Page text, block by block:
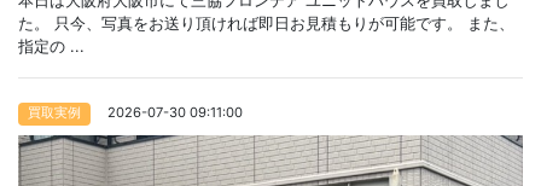
た。 只今、写真をお送り頂ければ即日お見積もりが可能です。 また、
指定の ...
買取実例 2026-07-30 09:11:00